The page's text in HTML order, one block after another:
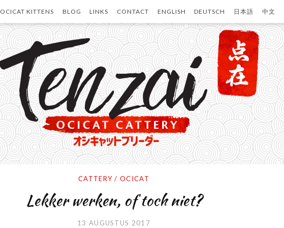
OCICAT KITTENS BLOG LINKS CONTACT ENGLISH DEUTSCH 日本語 中文
CATTERY /OCICAT
Lekker werken, of toch niet?
13 AUGUSTUS 2017